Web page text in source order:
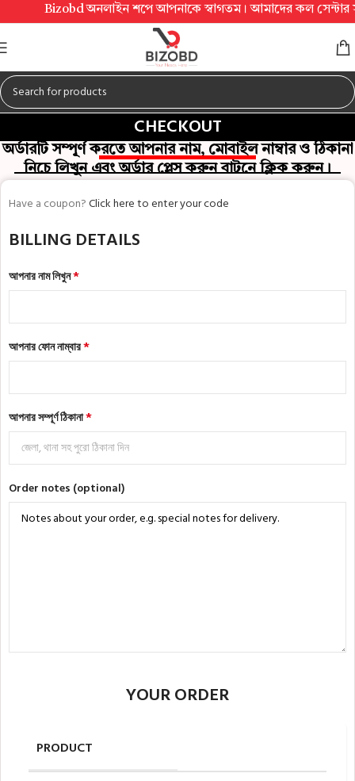
Bizobd অনলাইন শপে আপনাকে স্বাগতম। আমাদের কল সেন্টার
CHECKOUT
অর্ডারটি সম্পূর্ণ করতে আপনার নাম, মোবাইল নাম্বার ও ঠিকানা
নিচে লিখুন এবং অর্ডার প্লেস করুন বাটনে ক্লিক করুন।
Have a coupon?Click here to enter your code
BILLING DETAILS
আপনার নাম লিখুন*
আপনার ফোন নাম্বার*
আপনার সম্পূর্ণ ঠিকানা*
Order notes (optional)
YOUR ORDER
PRODUCT